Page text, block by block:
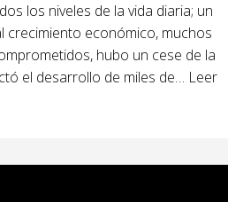
los niveles de la vida diaria; un
crecimiento económico, muchos
hubo un cese de la
el desarrollo de miles de… Leer